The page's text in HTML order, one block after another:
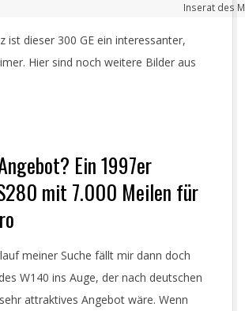
Inserat des
ist dieser 300 GE ein interessanter,
Hier sind noch weitere Bilder aus
Ein 1997er
mit 7.000 Meilen für
meiner Suche fällt mir dann doch
W140 ins Auge, der nach deutschen
attraktives Angebot wäre. Wenn